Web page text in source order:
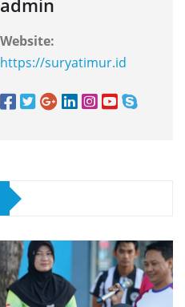
admin
Website:
https://suryatimur.id